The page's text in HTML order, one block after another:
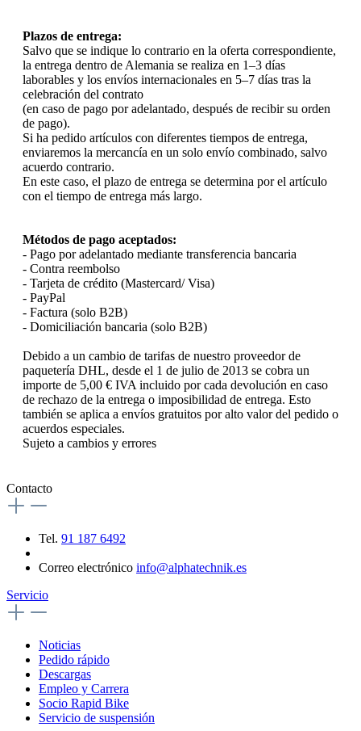
Plazos de entrega:
Salvo que se indique lo contrario en la oferta correspondiente,
la entrega dentro de Alemania se realiza en 1–3 días
laborables y los envíos internacionales en 5–7 días tras la
celebración del contrato
(en caso de pago por adelantado, después de recibir su orden
de pago).
Si ha pedido artículos con diferentes tiempos de entrega,
enviaremos la mercancía en un solo envío combinado, salvo
acuerdo contrario.
En este caso, el plazo de entrega se determina por el artículo
con el tiempo de entrega más largo.
Métodos de pago aceptados:
- Pago por adelantado mediante transferencia bancaria
- Contra reembolso
- Tarjeta de crédito (Mastercard/ Visa)
- PayPal
- Factura (solo B2B)
- Domiciliación bancaria (solo B2B)
Debido a un cambio de tarifas de nuestro proveedor de
paquetería DHL, desde el 1 de julio de 2013 se cobra un
importe de 5,00 € IVA incluido por cada devolución en caso
de rechazo de la entrega o imposibilidad de entrega. Esto
también se aplica a envíos gratuitos por alto valor del pedido o
acuerdos especiales.
Sujeto a cambios y errores
Contacto
Tel. 91 187 6492
Correo electrónico info@alphatechnik.es
Servicio
Noticias
Pedido rápido
Descargas
Empleo y Carrera
Socio Rapid Bike
Servicio de suspensión